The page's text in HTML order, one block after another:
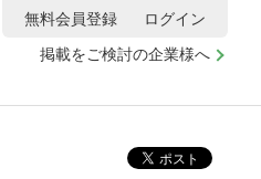
掲載をご検討の企業様へ
無料会員登録 ログイン